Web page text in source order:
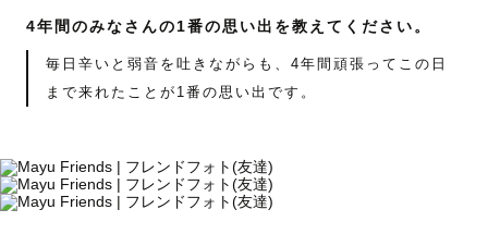
4年間のみなさんの1番の思い出を教えてください。
毎日辛いと弱音を吐きながらも、4年間頑張ってこの日
まで来れたことが1番の思い出です。